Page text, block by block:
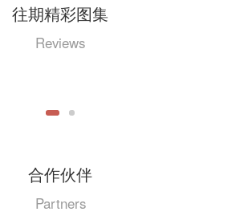
往期精彩图集
Reviews
合作伙伴
Partners